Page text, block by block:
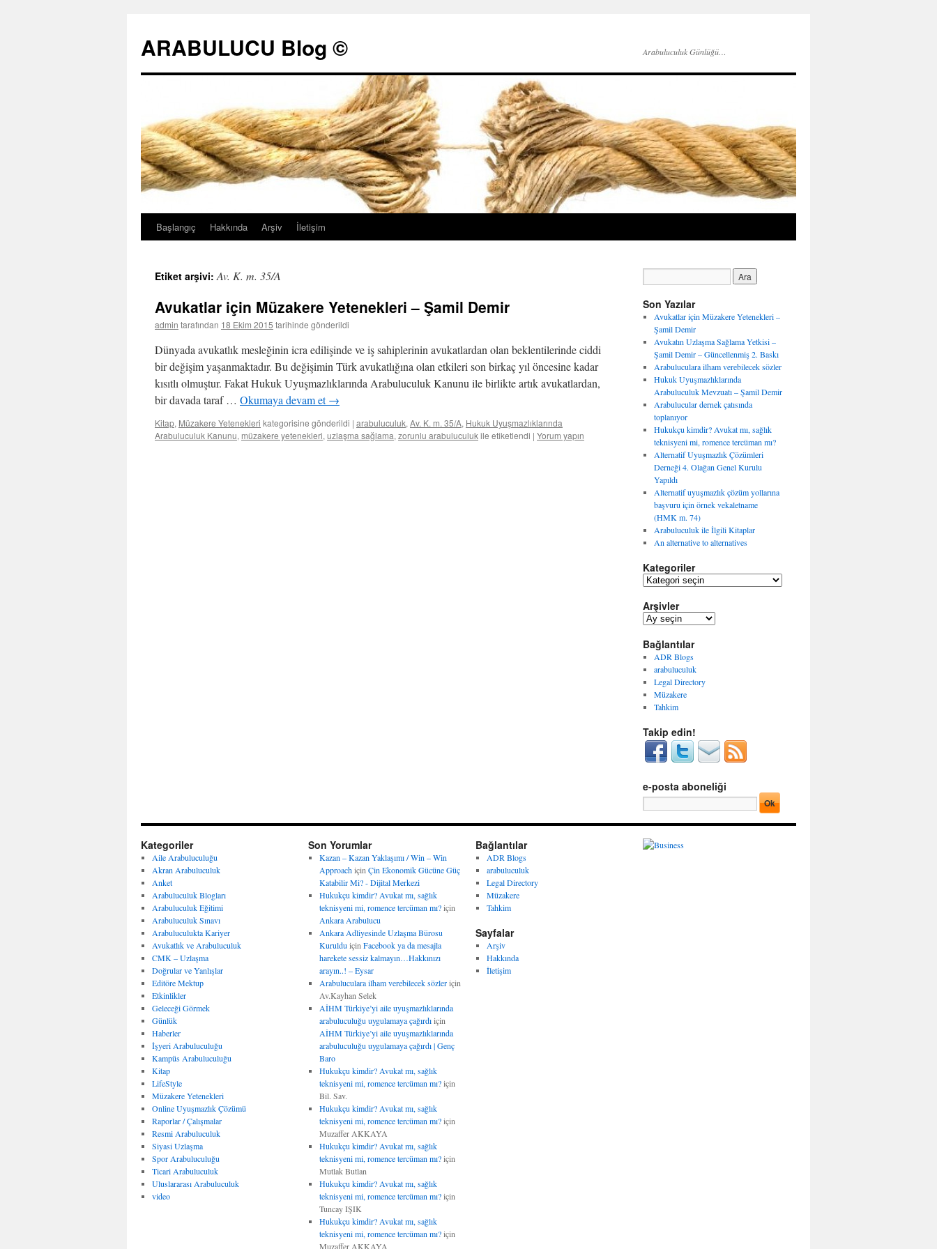
ARABULUCU Blog © Arabuluculuk Günlüğü…
İçeriğe
Başlangıç Hakkında Arşiv İletişim
Etiket arşivi:Av. K. m. 35/A
Avukatlar için Müzakere Yetenekleri – Şamil Demir
admin tarafından 18 Ekim 2015 tarihinde gönderildi
Dünyada avukatlık mesleğinin icra edilişinde ve iş sahiplerinin avukatlardan olan beklentilerinde ciddi
bir değişim yaşanmaktadır. Bu değişimin Türk avukatlığına olan etkileri son birkaç yıl öncesine kadar
kısıtlı olmuştur. Fakat Hukuk Uyuşmazlıklarında Arabuluculuk Kanunu ile birlikte artık avukatlardan,
bir davada taraf … Okumaya devam et→
Kitap, Müzakere Yetenekleri kategorisine gönderildi | arabuluculuk, Av. K. m. 35/A, Hukuk Uyuşmazlıklarında
Arabuluculuk Kanunu, müzakere yetenekleri, uzlaşma sağlama, zorunlu arabuluculukile etiketlendi | Yorum yapın
Son Yazılar
Avukatlar için Müzakere Yetenekleri –
Şamil Demir
Avukatın Uzlaşma Sağlama Yetkisi –
Şamil Demir – Güncellenmiş 2. Baskı
Arabuluculara ilham verebilecek sözler
Hukuk Uyuşmazlıklarında
Arabuluculuk Mevzuatı – Şamil Demir
Arabulucular dernek çatısında
toplanıyor
Hukukçu kimdir? Avukat mı, sağlık
teknisyeni mi, romence tercüman mı?
Alternatif Uyuşmazlık Çözümleri
Derneği 4. Olağan Genel Kurulu
Yapıldı
Alternatif uyuşmazlık çözüm yollarına
başvuru için örnek vekaletname
(HMK m. 74)
Arabuluculuk ile İlgili Kitaplar
An alternative to alternatives
Kategoriler
K
t
o
r
i
l
e
r
Arşivler
A
ş
i
v
l
e
r
Bağlantılar
ADR Blogs
arabuluculuk
Legal Directory
Müzakere
Tahkim
Takip edin!
e-posta aboneliği
Kategoriler
Aile Arabuluculuğu
Akran Arabuluculuk
Anket
Arabuluculuk Blogları
Arabuluculuk Eğitimi
Arabuluculuk Sınavı
Arabuluculukta Kariyer
Avukatlık ve Arabuluculuk
CMK – Uzlaşma
Doğrular ve Yanlışlar
Editöre Mektup
Etkinlikler
Geleceği Görmek
Günlük
Haberler
İşyeri Arabuluculuğu
Kampüs Arabuluculuğu
Kitap
LifeStyle
Müzakere Yetenekleri
Online Uyuşmazlık Çözümü
Raporlar / Çalışmalar
Resmi Arabuluculuk
Siyasi Uzlaşma
Spor Arabuluculuğu
Ticari Arabuluculuk
Uluslararası Arabuluculuk
video
Son Yorumlar
Kazan – Kazan Yaklaşımı / Win – Win
Approachiçin Çin Ekonomik Gücüne Güç
Katabilir Mi? - Dijital Merkezi
Hukukçu kimdir? Avukat mı, sağlık
teknisyeni mi, romence tercüman mı?için
Ankara Arabulucu
Ankara Adliyesinde Uzlaşma Bürosu
Kuruldu için Facebook ya da mesajla
harekete sessiz kalmayın…Hakkınızı
arayın..! – Eysar
Arabuluculara ilham verebilecek sözleriçin
Av.Kayhan Selek
AİHM Türkiye’yi aile uyuşmazlıklarında
arabuluculuğu uygulamaya çağırdıiçin
AİHM Türkiye’yi aile uyuşmazlıklarında
arabuluculuğu uygulamaya çağırdı | Genç
Baro
Hukukçu kimdir? Avukat mı, sağlık
teknisyeni mi, romence tercüman mı?için
Bil. Sav.
Hukukçu kimdir? Avukat mı, sağlık
teknisyeni mi, romence tercüman mı?için
Muzaffer AKKAYA
Hukukçu kimdir? Avukat mı, sağlık
teknisyeni mi, romence tercüman mı?için
Mutlak Butlan
Hukukçu kimdir? Avukat mı, sağlık
teknisyeni mi, romence tercüman mı?için
Tuncay IŞIK
Hukukçu kimdir? Avukat mı, sağlık
teknisyeni mi, romence tercüman mı?için
Muzaffer AKKAYA
Bağlantılar
ADR Blogs
arabuluculuk
Legal Directory
Müzakere
Tahkim
Sayfalar
Arşiv
Hakkında
İletişim